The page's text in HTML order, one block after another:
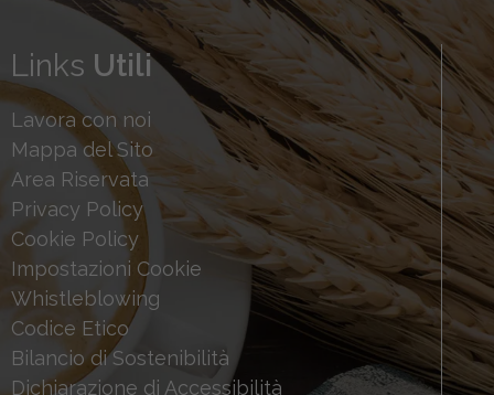
Links Utili
Lavora con noi
Mappa del Sito
Area Riservata
Privacy Policy
Cookie Policy
Impostazioni Cookie
Whistleblowing
Codice Etico
Bilancio di Sostenibilità
Dichiarazione di Accessibilità